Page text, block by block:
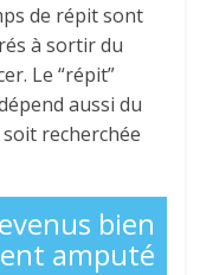
de répit sont
à sortir du
Le “répit”
aussi du
recherchée
bien
amputé